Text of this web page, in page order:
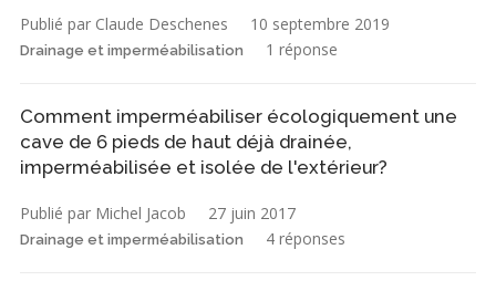
Publié par Claude Deschenes 10 septembre 2019
Drainage et imperméabilisation 1 réponse
Comment imperméabiliser écologiquement une
cave de 6 pieds de haut déjà drainée,
imperméabilisée et isolée de l'extérieur?
Publié par Michel Jacob 27 juin 2017
Drainage et imperméabilisation 4 réponses